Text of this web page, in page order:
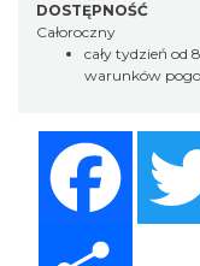
DOSTĘPNOŚĆ
Całoroczny
cały tydzień od
warunków